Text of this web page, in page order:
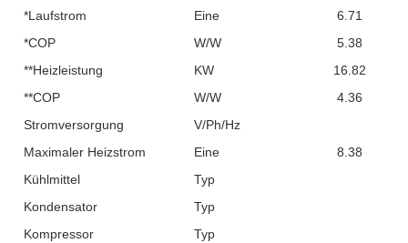
*Laufstrom
Eine
6.71
*COP
W/W
5.38
**Heizleistung
KW
16.82
**COP
W/W
4.36
Stromversorgung
V/Ph/Hz
Maximaler Heizstrom
Eine
8.38
Kühlmittel
Typ
Kondensator
Typ
Kompressor
Typ